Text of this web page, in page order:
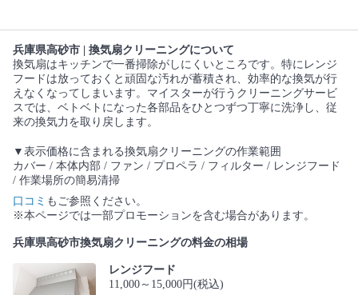
兵庫県高砂市 | 換気扇クリーニングについて
換気扇はキッチンで一番掃除がしにくいところです。特にレンジ
フードは放っておくと頑固な汚れが蓄積され、効率的な換気が行
えなくなってしまいます。マイスターが行うクリーニングサービ
スでは、ベトベトになった各部品をひとつずつ丁寧に洗浄し、従
来の換気力を取り戻します。
▼表示価格に含まれる換気扇クリーニングの作業範囲
カバー / 本体内部 / ファン / プロペラ / フィルター / レンジフード
/ 作業場所の簡易清掃
口コミ もご参照ください。
※本ページでは一部プロモーションを含む場合があります。
兵庫県高砂市換気扇クリーニングの料金の相場
レンジフード
11,000～15,000円(税込)